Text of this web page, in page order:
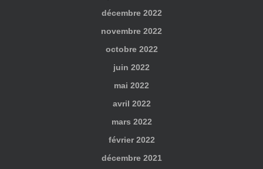
décembre 2022
novembre 2022
octobre 2022
juin 2022
mai 2022
avril 2022
mars 2022
février 2022
décembre 2021